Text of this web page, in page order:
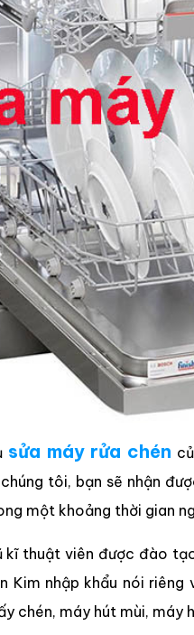
sửa máy rửa chén
tôi, bạn sẽ nhận
một khoảng thời gian
thuật viên được đào
Kim nhập khẩu nói
chén, máy hút mùi, máy